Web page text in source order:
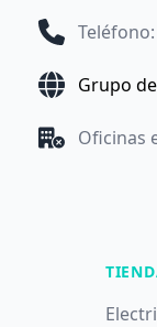
Teléfono:
Grupo
Oficinas